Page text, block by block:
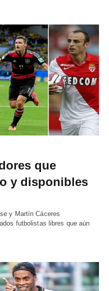
que
y disponibles
y Martín Cáceres
futbolistas libres que aún